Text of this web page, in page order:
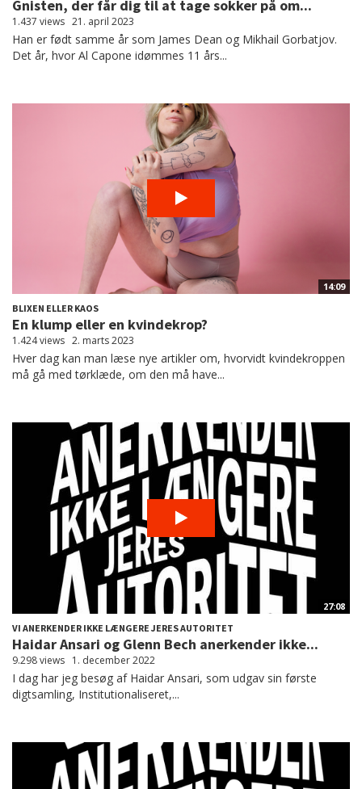
Gnisten, der får dig til at tage sokker på om...
1.437 views 21. april 2023
Han er født samme år som James Dean og Mikhail Gorbatjov.
Det år, hvor Al Capone idømmes 11 års...
14:09
BLIXEN ELLER KAOS
En klump eller en kvindekrop?
1.424 views 2. marts 2023
Hver dag kan man læse nye artikler om, hvorvidt kvindekroppen
må gå med tørklæde, om den må have...
27:08
VI ANERKENDER IKKE LÆNGERE JERES AUTORITET
Haidar Ansari og Glenn Bech anerkender ikke...
9.298 views 1. december 2022
I dag har jeg besøg af Haidar Ansari, som udgav sin første
digtsamling, Institutionaliseret,...